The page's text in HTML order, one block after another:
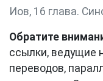
Иов, 16 глава.
Обратите
ссылки, ведущие
переводов,